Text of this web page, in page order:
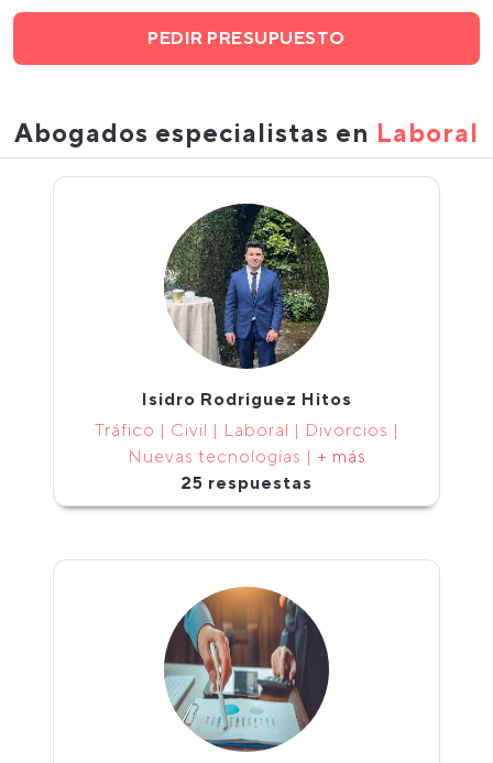
PEDIR PRESUPUESTO
Abogados especialistas en Laboral
Isidro Rodriguez Hitos
Tráfico | Civil | Laboral | Divorcios |
Nuevas tecnologías | + más
25 respuestas